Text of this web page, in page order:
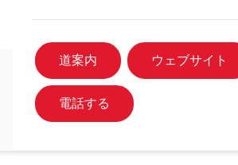
道案内 ウェブサイト
電話する